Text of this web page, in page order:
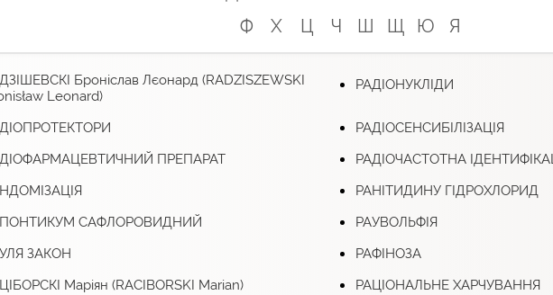
Ф
Х Ц Ч Ш Щ Ю Я
Броніслав Лєонард (RADZISZEWSKI
Leonard)
РАДІОНУКЛІДИ
РАДІОСЕНСИБІЛІЗАЦІЯ
ПРЕПАРАТ
РАДІОЧАСТОТНА
РАНІТИДИНУ ГІДРОХЛОРИД
САФЛОРОВИДНИЙ
РАУВОЛЬФІЯ
ЗАКОН
РАФІНОЗА
Маріян (RACIBORSKI Marian)
РАЦІОНАЛЬНЕ ХАРЧУВАННЯ